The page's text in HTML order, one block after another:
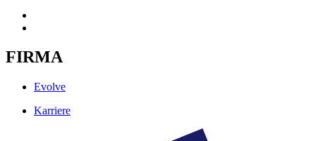
FIRMA
Evolve
Karriere